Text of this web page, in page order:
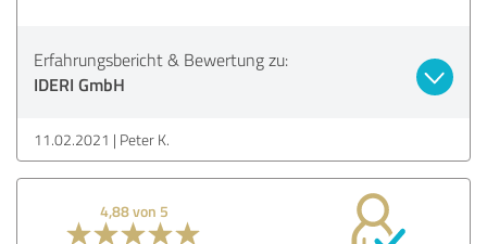
Erfahrungsbericht & Bewertung zu:
IDERI GmbH
11.02.2021 Peter K.
4,88 von 5